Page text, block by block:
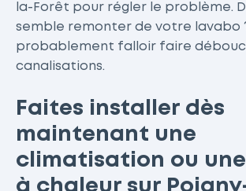
la-Forêt pour régler le problème.
semble remonter de votre lavabo
probablement falloir faire
canalisations.
Faites installer dès
maintenant une
climatisation ou
à chaleur sur